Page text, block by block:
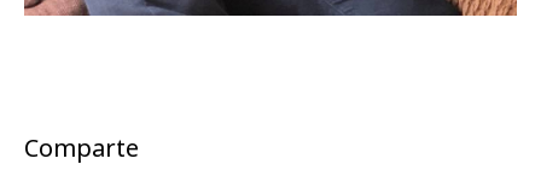
Comparte